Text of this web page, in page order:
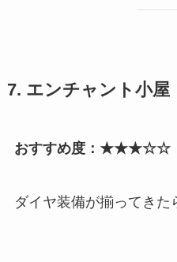
7. エンチャント小屋
おすすめ度：★★★☆☆
ダイヤ装備が揃ってきた